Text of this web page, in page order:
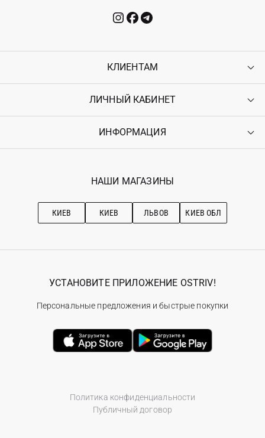
КЛИЕНТАМ
Контакты
Возврат
Гарантия
ЛИЧНЫЙ КАБИНЕТ
Войти
Ostriv Club+
ИНФОРМАЦИЯ
Наши магазини
Рекомендации по уходу
НАШИ МАГАЗИНЫ
КИЕВ КИЕВ ЛЬВОВ КИЕВ ОБЛ
Политика конфиденциальности
Публичный договор
УСТАНОВИТЕ ПРИЛОЖЕНИЕ OSTRIV!
Персональные предложения и быстрые покупки